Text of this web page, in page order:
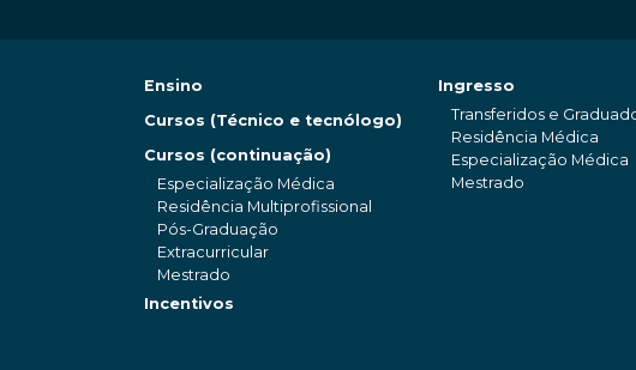
Ensino
Cursos (Técnico e tecnólogo)
Cursos (continuação)
Especialização Médica
Residência Multiprofissional
Pós-Graduação
Extracurricular
Mestrado
Incentivos
Ingresso
Transferidos e
Residência Médica
Especialização Médica
Mestrado